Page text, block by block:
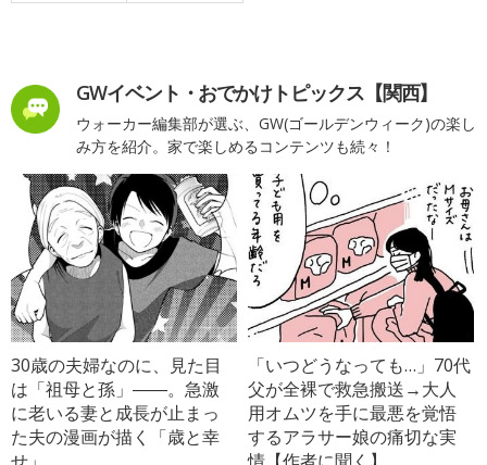
GWイベント・おでかけトピックス【関西】
ウォーカー編集部が選ぶ、GW(ゴールデンウィーク)の楽し
み方を紹介。家で楽しめるコンテンツも続々！
30歳の夫婦なのに、見た目
は「祖母と孫」――。急激
に老いる妻と成長が止まっ
た夫の漫画が描く「歳と幸
「いつどうなっても…」70代
父が全裸で救急搬送→大人
用オムツを手に最悪を覚悟
するアラサー娘の痛切な実